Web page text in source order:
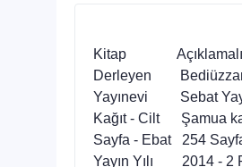
Kitap
Açıklamalı
Derleyen
Yayınevi
Sebat
Kağıt - Cilt
Şamua
Sayfa - Ebat
254
Yayın Yılı
2014 - 2